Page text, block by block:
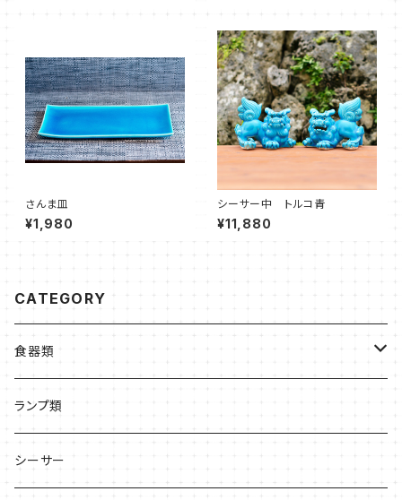
さんま皿
¥1,980
シーサー中 トルコ青
¥11,880
CATEGORY
食器類
皿
高台あり
お椀・どんぶり系
ランプ類
シーサー